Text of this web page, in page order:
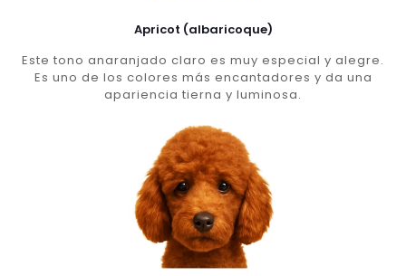
Apricot (albaricoque)
Este tono anaranjado claro es muy especial y alegre.
Es uno de los colores más encantadores y da una
apariencia tierna y luminosa.